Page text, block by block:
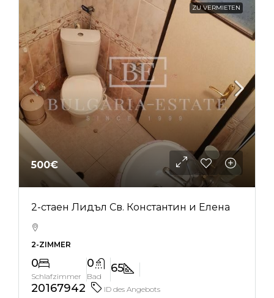
ZU VERMIETEN
500€
2-стаен Лидъл Св. Константин и Елена
2-ZIMMER
0
Schlafzimmer
0
Bad
65
20167942
ID des Angebots